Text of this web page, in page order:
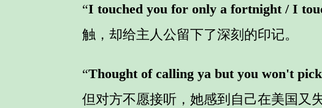
“I touched you for only a fortnight / I
触，却给主人公留下了深刻的印记。
“Thought of calling ya but you won't
但对方不愿接听，她感到自己在美国又